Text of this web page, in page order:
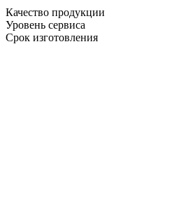
Качество продукции
Уровень сервиса
Срок изготовления